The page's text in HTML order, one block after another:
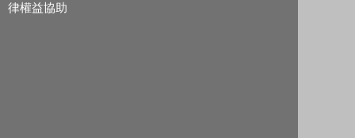
律權益協助